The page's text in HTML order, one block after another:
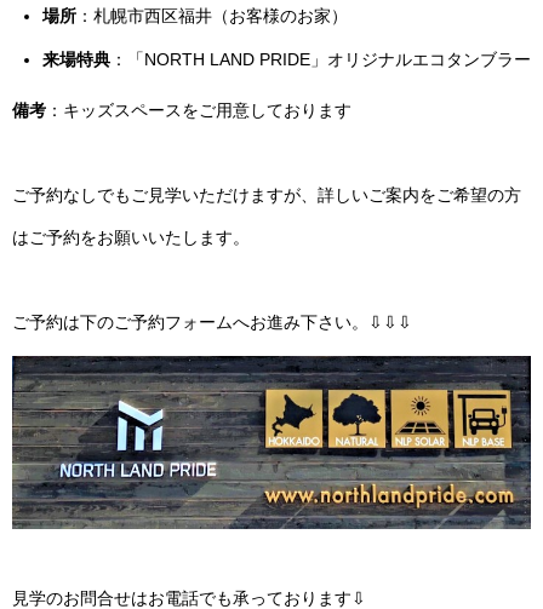
場所 ：札幌市西区福井（お客様のお家）
来場特典 ：「NORTH LAND PRIDE」オリジナルエコタンブラー
備考 ：キッズスペースをご用意しております
ご予約なしでもご見学いただけますが、詳しいご案内をご希望の方
はご予約をお願いいたします。
ご予約は下のご予約フォームへお進み下さい。⇩⇩⇩
見学のお問合せはお電話でも承っております⇩